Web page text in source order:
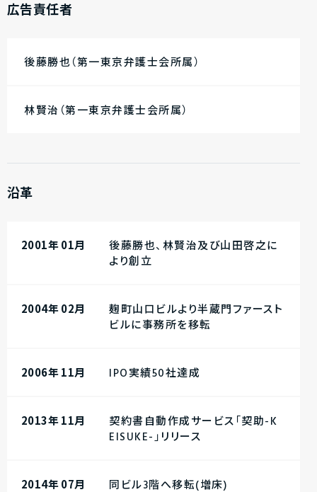
広告責任者
後藤勝也（第一東京弁護士会所属）
林賢治（第一東京弁護士会所属）
沿革
2001年 01月
後藤勝也、林賢治及び山田啓之に
より創立
2004年 02月
麹町山口ビルより半蔵門ファースト
ビルに事務所を移転
2006年 11月 IPO実績50社達成
2013年 11月
契約書自動作成サービス「契助-K
EISUKE-」リリース
2014年 07月 同ビル3階へ移転(増床)